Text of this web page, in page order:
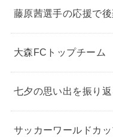
藤原茜選手の応援で
大森FCトップチー
七夕の思い出を振り返
サッカーワールドカ